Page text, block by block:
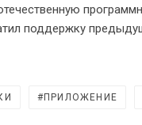
поддержку
ПРИЛОЖЕНИЕ